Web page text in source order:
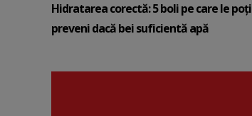
Hidratarea corectă: 5 boli pe care le poți
preveni dacă bei suficientă apă